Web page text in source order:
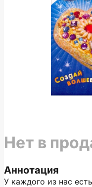
Аннотация
У каждого из нас
Нет в